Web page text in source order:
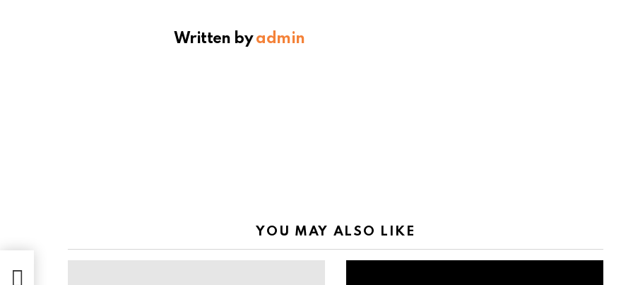
Written byadmin
YOU MAY ALSO LIKE